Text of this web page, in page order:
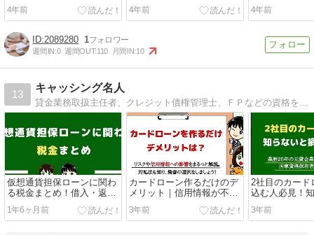
4年前
4年前
4年前
2089280 1
週間IN:0 週間OUT:110 月間IN:10
13
キャッシング名人
貸金業務取扱主任者、クレジット債権管理士、ＦＰなどの資格を持つ金融のプロの視点で、人生を左右するテーマであるお金の賢い借り方を全身全霊で解説。知名度や人気度でたんに業者を評価しているだけのサイトとは一線を画すキャッシング解説サイトです。
仮想通貨担保ローンに関わ
る税金まとめ！借入・返済
ごとに完全レポート！
1年6ヶ月前
カードローン作るだけのデ
メリット｜信用情報が不安
な人必見！
3年前
2社目のカード
込む人必見！
する重要なコト
3年前